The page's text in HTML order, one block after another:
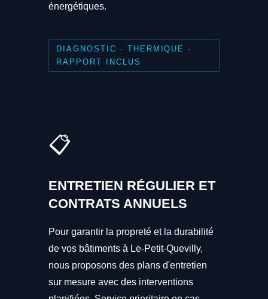
énergétiques.
DIAGNOSTIC · THERMIQUE ·
RAPPORT INCLUS
📋
ENTRETIEN RÉGULIER ET
CONTRATS ANNUELS
Pour garantir la propreté et la durabilité
de vos bâtiments à Le-Petit-Quevilly,
nous proposons des plans d'entretien
sur mesure avec des interventions